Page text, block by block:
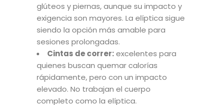
glúteos y piernas, aunque su impacto y
exigencia son mayores. La elíptica sigue
siendo la opción más amable para
sesiones prolongadas.
Cintas de correr:excelentes para
quienes buscan quemar calorías
rápidamente, pero con un impacto
elevado. No trabajan el cuerpo
completo como la elíptica.